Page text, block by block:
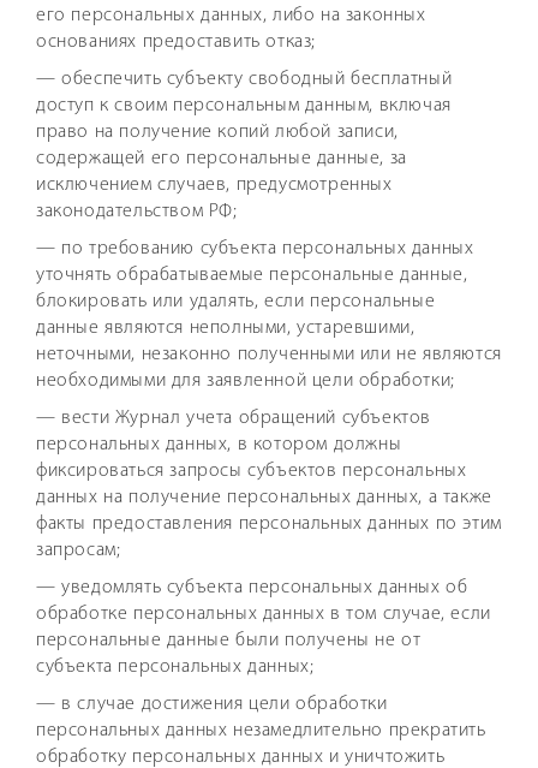
его персональных данных, либо на законных
основаниях предоставить отказ;
— обеспечить субъекту свободный бесплатный
доступ к своим персональным данным, включая
право на получение копий любой записи,
содержащей его персональные данные, за
исключением случаев, предусмотренных
законодательством РФ;
— по требованию субъекта персональных данных
уточнять обрабатываемые персональные данные,
блокировать или удалять, если персональные
данные являются неполными, устаревшими,
неточными, незаконно полученными или не являются
необходимыми для заявленной цели обработки;
— вести Журнал учета обращений субъектов
персональных данных, в котором должны
фиксироваться запросы субъектов персональных
данных на получение персональных данных, а также
факты предоставления персональных данных по этим
запросам;
— уведомлять субъекта персональных данных об
обработке персональных данных в том случае, если
персональные данные были получены не от
субъекта персональных данных;
— в случае достижения цели обработки
персональных данных незамедлительно прекратить
обработку персональных данных и уничтожить